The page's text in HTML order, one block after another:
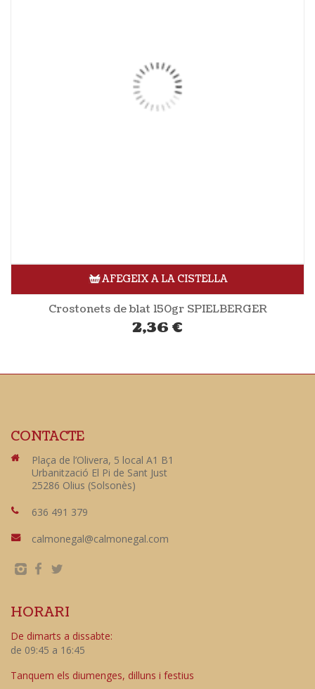
AFEGEIX A LA CISTELLA
Crostonets de blat 150gr SPIELBERGER
2,36 €
CONTACTE
Plaça de l’Olivera, 5 local A1 B1
Urbanització El Pi de Sant Just
25286 Olius (Solsonès)
636 491 379
calmonegal@calmonegal.com
HORARI
De dimarts a dissabte:
de 09:45 a 16:45
Tanquem els diumenges, dilluns i festius